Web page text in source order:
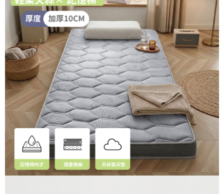
【注意事項】
1.本服務係由「台灣大哥大股份有限公司」（以下簡稱本公司）所提供，讓
用戶於交易時，得透過本服務購買商品或服務，並由商店將買賣／分期付款
買賣價金債權讓與本公司後，依約使用本公司帳單繳交帳款。
2.基於同意付款使用「大哥付你分期」之契約關係目的，商店將以您的個人
資料（包含姓名、電話或地址）提供予台灣大哥大進項蒐集、處理及利用，
由本公司與您本人進行分期帳單所需資料之確認、核對及更正。
3.完整用戶服務條款，請詳閱以下連結：https://oppay.tw/userRule
３．收到繳費通知簡訊後14天內，點擊此簡訊中的連結，可透過四大超商／
ATM／網路銀行／等多元方式進行付款，方視為交易完成。
※ 請注意：結帳手續完成當下不需立刻繳費，但若您需要取消訂單，請聯絡
購買商品的店家。未經商家同意取消之訂單仍視為有效，需透過AFTEE先享
後付繳納相關費用。
※ 交易是否成功請以「AFTEE先享後付 」之結帳頁面顯示為準，若有關於
是否繳費成功／繳費後需取消欲退款等相關疑問，請聯繫「AFTEE先享後付
客戶支援中心」
https://netprotections.freshdesk.com/support/home
【注意事項】
１．透過由恩沛科技股份有限公司提供之「AFTEE先享後付」服務完成之交
易，需依本服務之必要範圍內提供個人資料，並將交易相關給付款項請求債
權轉讓予恩沛科技股份有限公司。
２．關於個人資料處理事宜，請瀏覽以下網址：
https://aftee.tw/terms/#terms3
３．未成年的使用者請事先徵得法定代理人或監護人之同意方可使用
「AFTEE先享後付」，若未經同意申辦者引起之損失，本公司不負相關責
４．使用「AFTEE先享後付」時，將依據個別帳號之用戶狀況，依本公司即
時審查核予不同之上限額度；若仍有額度不足之情形，本公司將視審查結果